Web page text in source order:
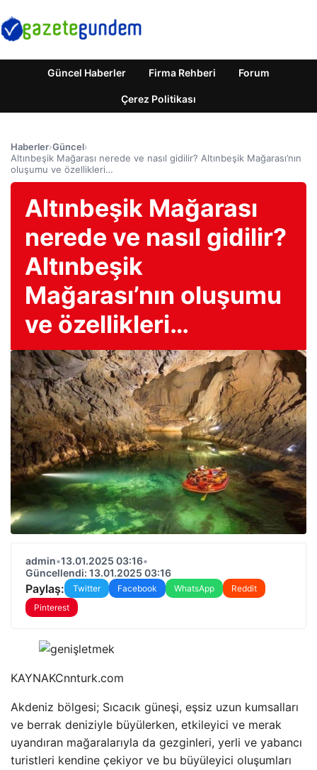
Güncel Haberler Firma Rehberi Forum
Çerez Politikası
Haberler›Güncel›
Altınbeşik Mağarası nerede ve nasıl gidilir? Altınbeşik Mağarası’nın
oluşumu ve özellikleri…
Altınbeşik Mağarası
nerede ve nasıl gidilir?
Altınbeşik
Mağarası’nın oluşumu
ve özellikleri…
admin•13.01.2025 03:16•
Güncellendi: 13.01.2025 03:16
Paylaş: Twitter Facebook WhatsApp
Reddit
Pinterest
KAYNAKCnnturk.com
Akdeniz bölgesi; Sıcacık güneşi, eşsiz uzun kumsalları
ve berrak deniziyle büyülerken, etkileyici ve merak
uyandıran mağaralarıyla da gezginleri, yerli ve yabancı
turistleri kendine çekiyor ve bu büyüleyici oluşumları